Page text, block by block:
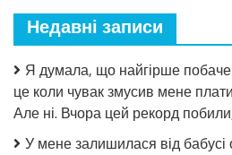
Недавні записи
Я думала, що найгірше
це коли чувак змусив мене
Але ні. Вчора цей рекорд
У мене залишилася від бабусі